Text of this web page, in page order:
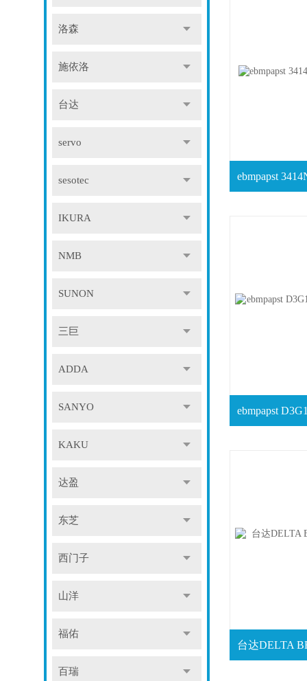
洛森
施依洛
台达
servo
sesotec
IKURA
NMB
SUNON
三巨
ADDA
SANYO
KAKU
达盈
东芝
西门子
山洋
福佑
百瑞